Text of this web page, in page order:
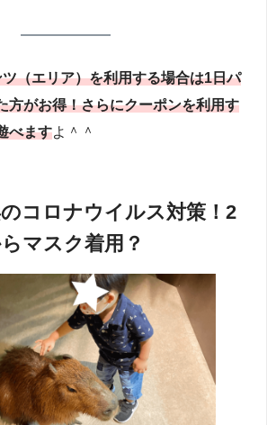
（エリア）を利用する場合は1日パ
方がお得！さらにクーポンを利用す
べますよ＾＾
コロナウイルス対策！2
マスク着用？